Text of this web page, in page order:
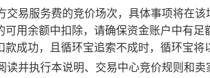
交易服务费的竞价场次，具体事项将在
可用余额中扣除，请确保资金账户中有
款成功，且循环宝追索不成时，循环宝将
读并执行本说明、交易中心竞价规则和